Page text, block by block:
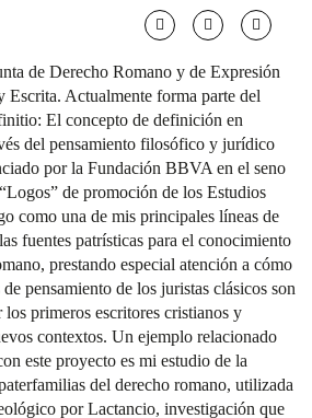
de Derecho Romano y de Expresión
Escrita. Actualmente forma parte del
El concepto de definición en
del pensamiento filosófico y jurídico
por la Fundación BBVA en el seno
de promoción de los Estudios
como una de mis principales líneas de
fuentes patrísticas para el conocimiento
prestando especial atención a cómo
de pensamiento de los juristas clásicos son
los primeros escritores cristianos y
contextos. Un ejemplo relacionado
este proyecto es mi estudio de la
del derecho romano, utilizada
por Lactancio, investigación que